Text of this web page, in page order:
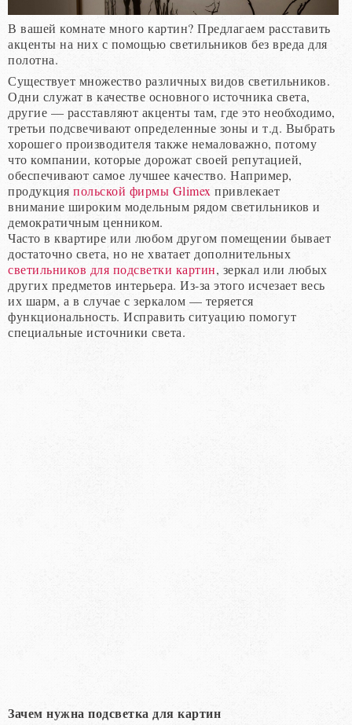
В вашей комнате много картин? Предлагаем расставить
акценты на них с помощью светильников без вреда для
полотна.
Существует множество различных видов светильников.
Одни служат в качестве основного источника света,
другие — расставляют акценты там, где это необходимо,
третьи подсвечивают определенные зоны и т.д. Выбрать
хорошего производителя также немаловажно, потому
что компании, которые дорожат своей репутацией,
обеспечивают самое лучшее качество. Например,
продукция польской фирмы Glimex привлекает
внимание широким модельным рядом светильников и
демократичным ценником.
Часто в квартире или любом другом помещении бывает
достаточно света, но не хватает дополнительных
светильников для подсветки картин, зеркал или любых
других предметов интерьера. Из-за этого исчезает весь
их шарм, а в случае с зеркалом — теряется
функциональность. Исправить ситуацию помогут
специальные источники света.
Зачем нужна подсветка для картин